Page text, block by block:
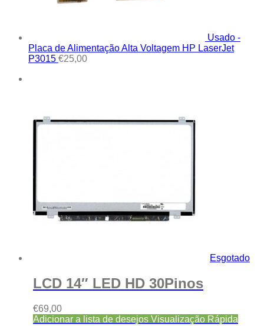
Usado -
Placa de Alimentação Alta Voltagem HP LaserJet
P3015 €25,00
Esgotado
LCD 14″ LED HD 30Pinos
€69,00
Adicionar a lista de desejos Visualização Rápida